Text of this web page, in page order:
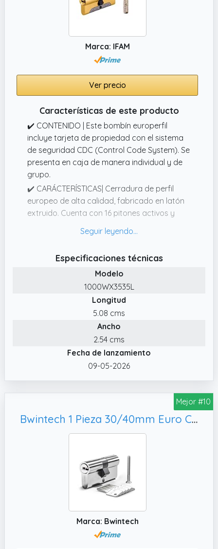
Marca: IFAM
Ver precio
Características de este producto
✔️ CONTENIDO | Este bombín europerfil
incluye tarjeta de propiedad con el sistema
de seguridad CDC (Control Code System). Se
presenta en caja de manera individual y de
grupo.
✔️ CARÁCTERÍSTICAS| Cerradura de perfil
europeo de alta calidad, fabricado en latón
extruido. Cuenta con 16 pitones activos y
combinaciones.
uno de los cilindros para puertas de mayor
seguridad del mercado, gracias a su gran
protección antitaladro, un puente antirrotura
especialmente resistente, el innovador triple
sistema antibumping.
✔️ RECOMENDADO| Su uso se recomienda
para aquellas personas que quieran la mejor
de las protecciones. Se garantiza un máximo
nivel de seguridad gracias al innovador triple
1000WX3535L tiene una base de 35mm y una
altura de 35mm. El largo es de 70mm.
Especificaciones técnicas
Modelo
1000WX3535L
Longitud
5.08 cms
Ancho
2.54 cms
Fecha de lanzamiento
09-05-2026
Mejor #10
Bwintech 1 Pieza 30/40mm Euro Cilindro Latón,Acabado Cromado
Marca: Bwintech